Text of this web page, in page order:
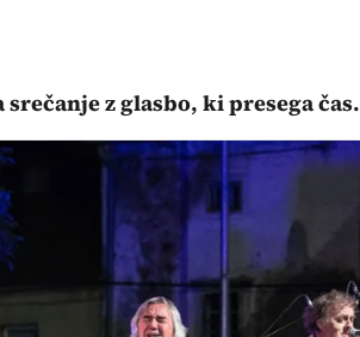
z glasbo, ki presega čas.